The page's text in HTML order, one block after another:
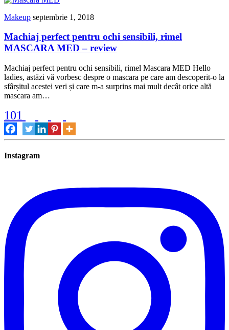
Makeup septembrie 1, 2018
Machiaj perfect pentru ochi sensibili, rimel
MASCARA MED – review
Machiaj perfect pentru ochi sensibili, rimel Mascara MED Hello
ladies, astăzi vă vorbesc despre o mascara pe care am descoperit-o la
sfârșitul acestei veri și care m-a surprins mai mult decât orice altă
mascara am…
101
Instagram